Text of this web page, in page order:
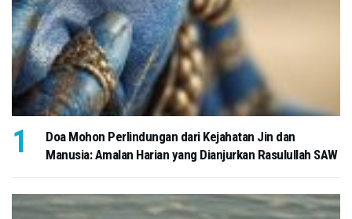
Doa Mohon Perlindungan dari Kejahatan Jin dan
Manusia: Amalan Harian yang Dianjurkan Rasulullah SAW